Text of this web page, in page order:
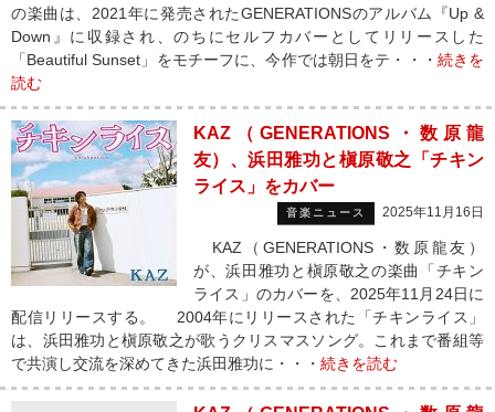
の楽曲は、2021年に発売されたGENERATIONSのアルバム『Up &
Down』に収録され、のちにセルフカバーとしてリリースした
「Beautiful Sunset」をモチーフに、今作では朝日をテ・・・ 続きを
読む
KAZ（GENERATIONS・数原龍
友）、浜田雅功と槇原敬之「チキン
ライス」をカバー
音楽ニュース 2025年11月16日
KAZ（GENERATIONS・数原龍友）
が、浜田雅功と槇原敬之の楽曲「チキン
ライス」のカバーを、2025年11月24日に
配信リリースする。 2004年にリリースされた「チキンライス」
は、浜田雅功と槇原敬之が歌うクリスマスソング。これまで番組等
で共演し交流を深めてきた浜田雅功に・・・ 続きを読む